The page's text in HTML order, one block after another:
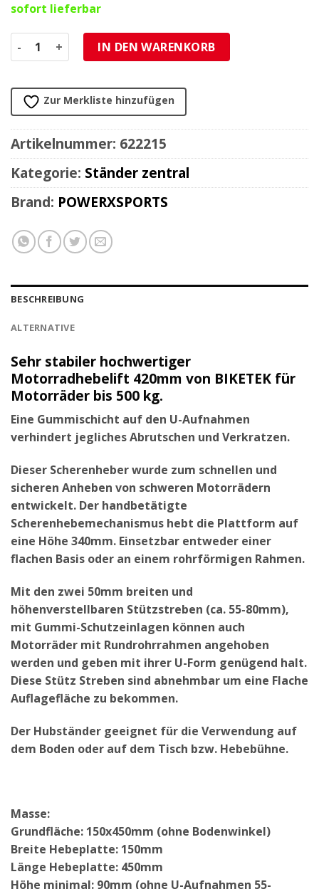
sofort lieferbar
Hebelift BIKETEK PREMIUM SCHWARZ 500kg mechanisch
IN DEN WARENKORB
Zur Merkliste hinzufügen
Artikelnummer: 622215
Kategorie: Ständer zentral
Brand: POWERXSPORTS
BESCHREIBUNG
ALTERNATIVE
Sehr stabiler hochwertiger
Motorradhebelift 420mm von BIKETEK für
Motorräder bis 500 kg.
Eine Gummischicht auf den U-Aufnahmen
verhindert jegliches Abrutschen und Verkratzen.
Dieser Scherenheber wurde zum schnellen und
sicheren Anheben von schweren Motorrädern
entwickelt. Der handbetätigte
Scherenhebemechanismus hebt die Plattform auf
eine Höhe 340mm. Einsetzbar entweder einer
flachen Basis oder an einem rohrförmigen Rahmen.
Mit den zwei 50mm breiten und
höhenverstellbaren Stützstreben (ca. 55-80mm),
mit Gummi-Schutzeinlagen können auch
Motorräder mit Rundrohrrahmen angehoben
werden und geben mit ihrer U-Form genügend halt.
Diese Stütz Streben sind abnehmbar um eine Flache
Auflagefläche zu bekommen.
Der Hubständer geeignet für die Verwendung auf
dem Boden oder auf dem Tisch bzw. Hebebühne.
Masse:
Grundfläche: 150x450mm (ohne Bodenwinkel)
Breite Hebeplatte: 150mm
Länge Hebeplatte: 450mm
Höhe minimal: 90mm (ohne U-Aufnahmen 55-